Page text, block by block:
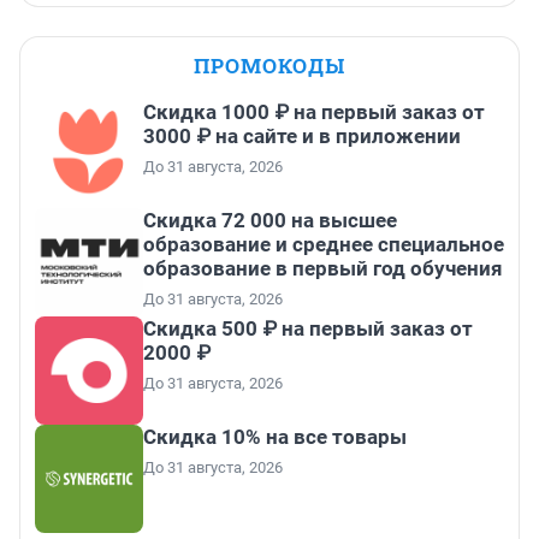
ПРОМОКОДЫ
Скидка 1000 ₽ на первый заказ от
3000 ₽ на сайте и в приложении
До 31 августа, 2026
Скидка 72 000 на высшее
образование и среднее специальное
образование в первый год обучения
До 31 августа, 2026
Скидка 500 ₽ на первый заказ от
2000 ₽
До 31 августа, 2026
Скидка 10% на все товары
До 31 августа, 2026